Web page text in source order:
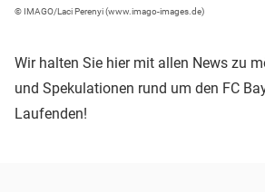
© IMAGO/Laci Perenyi (www.imago-images.de)
Wir halten Sie hier mit allen News zu
und Spekulationen rund um den FC
Laufenden!